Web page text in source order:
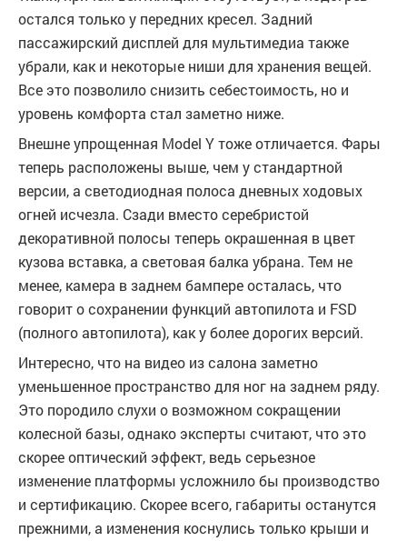
остался только у передних кресел. Задний
пассажирский дисплей для мультимедиа также
убрали, как и некоторые ниши для хранения вещей.
Все это позволило снизить себестоимость, но и
уровень комфорта стал заметно ниже.
Внешне упрощенная Model Y тоже отличается. Фары
теперь расположены выше, чем у стандартной
версии, а светодиодная полоса дневных ходовых
огней исчезла. Сзади вместо серебристой
декоративной полосы теперь окрашенная в цвет
кузова вставка, а световая балка убрана. Тем не
менее, камера в заднем бампере осталась, что
говорит о сохранении функций автопилота и FSD
(полного автопилота), как у более дорогих версий.
Интересно, что на видео из салона заметно
уменьшенное пространство для ног на заднем ряду.
Это породило слухи о возможном сокращении
колесной базы, однако эксперты считают, что это
скорее оптический эффект, ведь серьезное
изменение платформы усложнило бы производство
и сертификацию. Скорее всего, габариты останутся
прежними, а изменения коснулись только крыши и